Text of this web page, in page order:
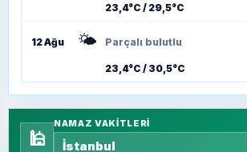
23,4°C / 29,5°C
12 Ağu 🌤️ Parçalı bulutlu
23,4°C / 30,5°C
🕌
NAMAZ VAKITLERI